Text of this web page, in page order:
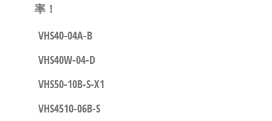
率！
VHS40-04A-B
VHS40W-04-D
VHS50-10B-S-X1
VHS4510-06B-S